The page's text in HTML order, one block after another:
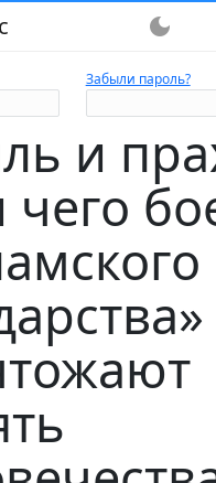
dark_mode
Забыли пароль?
и
чего